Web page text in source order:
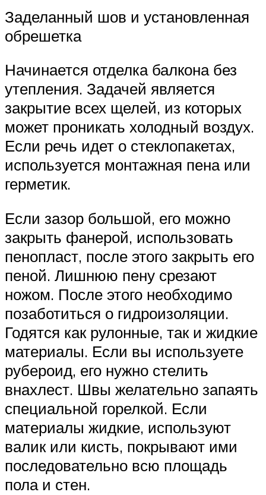
Заделанный шов и установленная
обрешетка
Начинается отделка балкона без
утепления. Задачей является
закрытие всех щелей, из которых
может проникать холодный воздух.
Если речь идет о стеклопакетах,
используется монтажная пена или
герметик.
Если зазор большой, его можно
закрыть фанерой, использовать
пенопласт, после этого закрыть его
пеной. Лишнюю пену срезают
ножом. После этого необходимо
позаботиться о гидроизоляции.
Годятся как рулонные, так и жидкие
материалы. Если вы используете
рубероид, его нужно стелить
внахлест. Швы желательно запаять
специальной горелкой. Если
материалы жидкие, используют
валик или кисть, покрывают ими
последовательно всю площадь
пола и стен.